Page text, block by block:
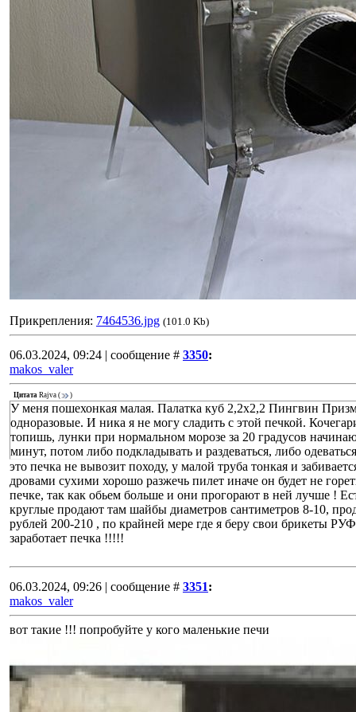
Прикрепления: 7464536.jpg (101.0 Kb)
06.03.2024, 09:24 | сообщение # 3350:
makos_valer
Цитата Rajva ( )
У меня пошехонкая малая. Палатка куб 2,2х2,2 Пингвин
одноразовые. И ника я не могу сладить с этой печкой.
топишь, лунки при нормальном морозе за 20 градусов
минут, потом либо подкладывать и раздеваться, либо
это печка не вывозит походу, у малой труба тонкая и
дровами сухими хорошо разжечь пилет иначе он будет не
печке, так как обьем больше и они прогорают в ней лучше !
круглые продают там шайбы диаметров сантиметров 8-10,
рублей 200-210 , по крайней мере где я беру свои брикеты
заработает печка !!!!!
06.03.2024, 09:26 | сообщение # 3351:
makos_valer
вот такие !!! попробуйте у кого маленькие печи